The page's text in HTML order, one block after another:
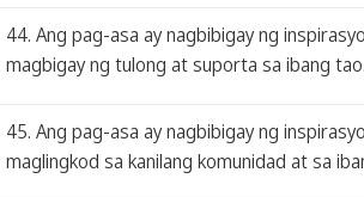
44. Ang pag-asa ay nagbibigay ng
magbigay ng tulong at suporta sa ibang tao.
45. Ang pag-asa ay nagbibigay ng
maglingkod sa kanilang komunidad at sa